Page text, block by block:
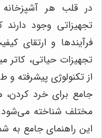
در قلب هر آشپزخانه
تجهیزاتی وجود
فرآیندها و ارتقای
تجهیزات حیاتی، کاتر
از تکنولوژی پیشرفته
جامع برای خرد
مختلف شناخته می‌شود.
این راهنمای جامع به